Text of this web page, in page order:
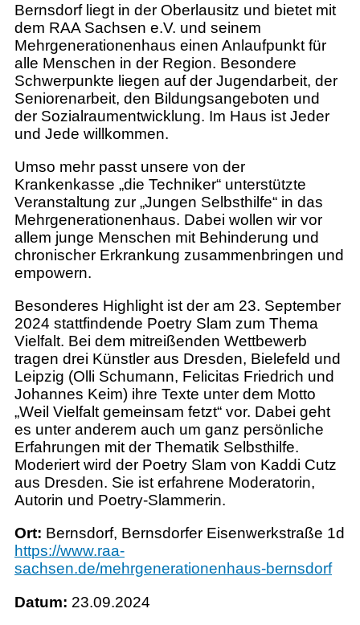
Bernsdorf liegt in der Oberlausitz und bietet mit
dem RAA Sachsen e.V. und seinem
Mehrgenerationenhaus einen Anlaufpunkt für
alle Menschen in der Region. Besondere
Schwerpunkte liegen auf der Jugendarbeit, der
Seniorenarbeit, den Bildungsangeboten und
der Sozialraumentwicklung. Im Haus ist Jeder
und Jede willkommen.
Umso mehr passt unsere von der
Krankenkasse „die Techniker“ unterstützte
Veranstaltung zur „Jungen Selbsthilfe“ in das
Mehrgenerationenhaus. Dabei wollen wir vor
allem junge Menschen mit Behinderung und
chronischer Erkrankung zusammenbringen und
empowern.
Besonderes Highlight ist der am 23. September
2024 stattfindende Poetry Slam zum Thema
Vielfalt. Bei dem mitreißenden Wettbewerb
tragen drei Künstler aus Dresden, Bielefeld und
Leipzig (Olli Schumann, Felicitas Friedrich und
Johannes Keim) ihre Texte unter dem Motto
„Weil Vielfalt gemeinsam fetzt“ vor. Dabei geht
es unter anderem auch um ganz persönliche
Erfahrungen mit der Thematik Selbsthilfe.
Moderiert wird der Poetry Slam von Kaddi Cutz
aus Dresden. Sie ist erfahrene Moderatorin,
Autorin und Poetry-Slammerin.
Ort: Bernsdorf, Bernsdorfer Eisenwerkstraße 1d
https://www.raa-
sachsen.de/mehrgenerationenhaus-bernsdorf
Datum: 23.09.2024